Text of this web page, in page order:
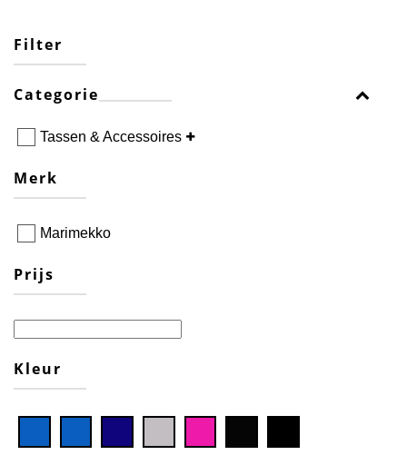
Filter
Categorie
Tassen & Accessoires
Merk
Marimekko
Prijs
Kleur